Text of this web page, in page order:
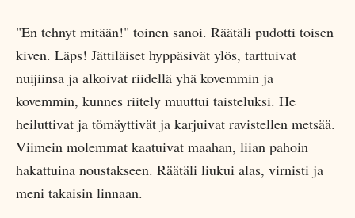
"En tehnyt mitään!" toinen sanoi. Räätäli pudotti toisen
kiven. Läps! Jättiläiset hyppäsivät ylös, tarttuivat
nuijiinsa ja alkoivat riidellä yhä kovemmin ja
kovemmin, kunnes riitely muuttui taisteluksi. He
heiluttivat ja tömäyttivät ja karjuivat ravistellen metsää.
Viimein molemmat kaatuivat maahan, liian pahoin
hakattuina noustakseen. Räätäli liukui alas, virnisti ja
meni takaisin linnaan.